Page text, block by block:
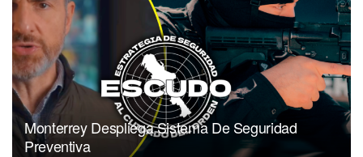
Monterrey Despliega Sistema De Seguridad
Preventiva